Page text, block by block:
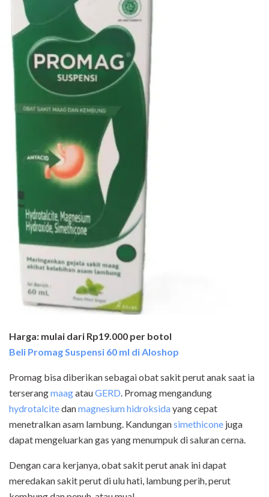
Harga: mulai dari Rp19.000 per botol
Beli Promag Suspensi 60 ml di Aloshop
Promag bisa diberikan sebagai obat sakit perut anak saat ia
terserangmaagatauGERD. Promag mengandung
hydrotalcitedanmagnesium hidroksidayang cepat
menetralkan asam lambung. Kandungansimethicone juga
dapat mengeluarkan gas yang menumpuk di saluran cerna.
Dengan cara kerjanya, obat sakit perut anak ini dapat
meredakan sakit perut di ulu hati, lambung perih, perut